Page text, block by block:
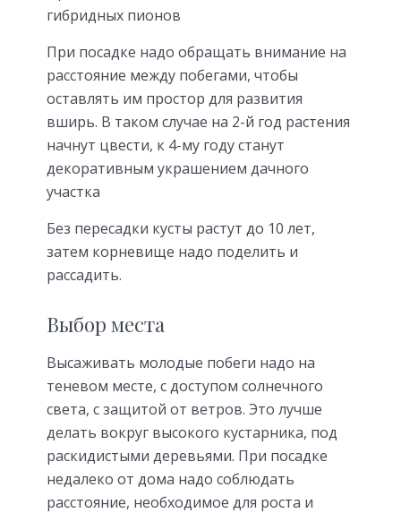
гибридных пионов
При посадке надо обращать внимание на
расстояние между побегами, чтобы
оставлять им простор для развития
вширь. В таком случае на 2-й год растения
начнут цвести, к 4-му году станут
декоративным украшением дачного
участка
Без пересадки кусты растут до 10 лет,
затем корневище надо поделить и
рассадить.
Выбор места
Высаживать молодые побеги надо на
теневом месте, с доступом солнечного
света, с защитой от ветров. Это лучше
делать вокруг высокого кустарника, под
раскидистыми деревьями. При посадке
недалеко от дома надо соблюдать
расстояние, необходимое для роста и